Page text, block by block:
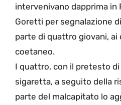
intervenivano dapprima in
Goretti per segnalazione
parte di quattro giovani, ai
coetaneo.
I quattro, con il pretesto
sigaretta, a seguito della
parte del malcapitato lo